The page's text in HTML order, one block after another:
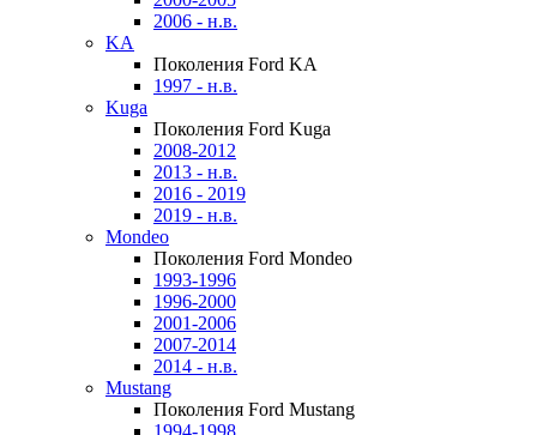
2006 - н.в.
KA
Поколения Ford KA
1997 - н.в.
Kuga
Поколения Ford Kuga
2008-2012
2013 - н.в.
2016 - 2019
2019 - н.в.
Mondeo
Поколения Ford Mondeo
1993-1996
1996-2000
2001-2006
2007-2014
2014 - н.в.
Mustang
Поколения Ford Mustang
1994-1998